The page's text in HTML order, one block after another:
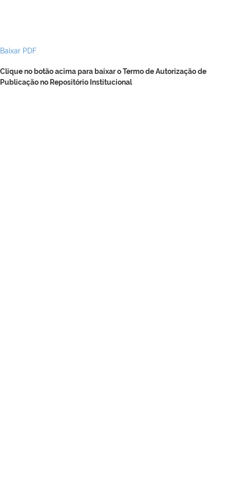
Baixar PDF
Clique no botão acima para baixar o Termo de Autorização de
Publicação no Repositório Institucional